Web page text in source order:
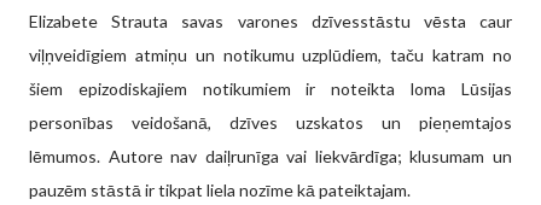
Elizabete Strauta savas varones dzīvesstāstu vēsta caur
viļņveidīgiem atmiņu un notikumu uzplūdiem, taču katram no
šiem epizodiskajiem notikumiem ir noteikta loma Lūsijas
personības veidošanā, dzīves uzskatos un pieņemtajos
lēmumos. Autore nav daiļrunīga vai liekvārdīga; klusumam un
pauzēm stāstā ir tikpat liela nozīme kā pateiktajam.